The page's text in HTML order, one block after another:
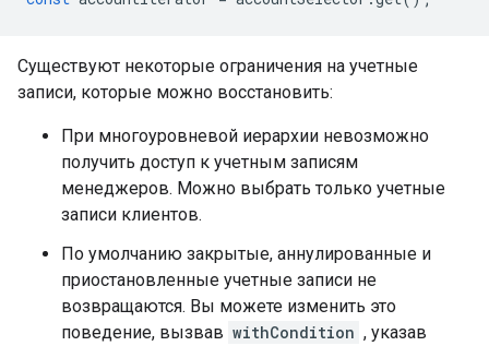
Существуют некоторые ограничения на учетные
записи, которые можно восстановить:
При многоуровневой иерархии невозможно
получить доступ к учетным записям
менеджеров. Можно выбрать только учетные
записи клиентов.
По умолчанию закрытые, аннулированные и
приостановленные учетные записи не
возвращаются. Вы можете изменить это
поведение, вызвав withCondition , указав